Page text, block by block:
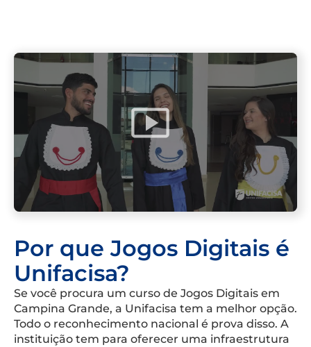
Por que Jogos Digitais é
Unifacisa?
Se você procura um curso de Jogos Digitais em
Campina Grande, a Unifacisa tem a melhor opção.
Todo o reconhecimento nacional é prova disso. A
instituição tem para oferecer uma infraestrutura